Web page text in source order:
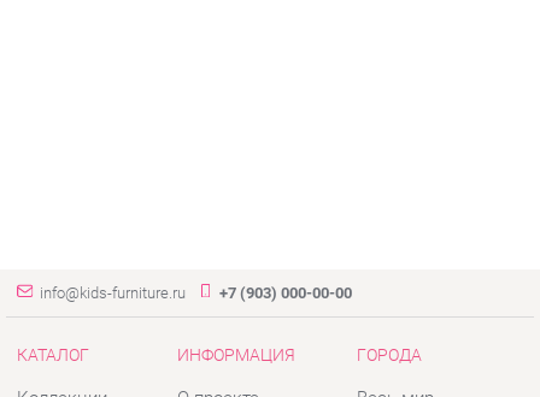
КАТАЛОГ
Диваны
ИНФОРМАЦИЯ
Контакты
ГОРОДА
Екатеринбург